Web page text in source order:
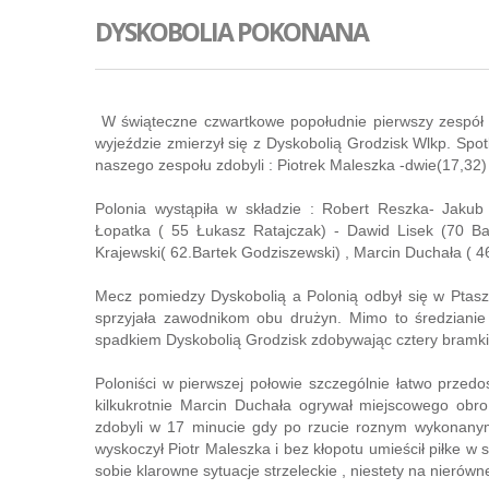
DYSKOBOLIA POKONANA
W świąteczne czwartkowe popołudnie pierwszy
wyjeździe zmierzył się z Dyskobolią Grodzisk Wlkp.
naszego zespołu zdobyli : Piotrek Maleszka -
Polonia wystąpiła w składzie : Robert Reszka-
Łopatka ( 55 Łukasz Ratajczak) - Dawid Lisek (70
Krajewski( 62.Bartek Godziszewski) , Marcin Duchała (
Mecz pomiedzy Dyskobolią a Polonią odbył się w
sprzyjała zawodnikom obu drużyn. Mimo to
spadkiem Dyskobolią Grodzisk zdobywając cztery
Poloniści w pierwszej połowie szczególnie łatwo
kilkukrotnie Marcin Duchała ogrywał miejscowego
zdobyli w 17 minucie gdy po rzucie roznym
wyskoczył Piotr Maleszka i bez kłopotu umieścił piłke
sobie klarowne sytuacje strzeleckie , niestety na